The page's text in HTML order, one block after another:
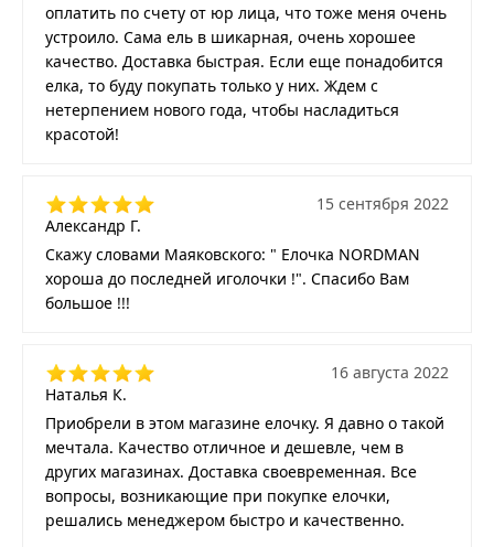
оплатить по счету от юр лица, что тоже меня очень
устроило. Сама ель в шикарная, очень хорошее
качество. Доставка быстрая. Если еще понадобится
елка, то буду покупать только у них. Ждем с
нетерпением нового года, чтобы насладиться
красотой!
Александр Г.
15 сентября 2022
Скажу словами Маяковского: " Елочка NORDMAN
хороша до последней иголочки !". Спасибо Вам
большое !!!
Наталья К.
16 августа 2022
Приобрели в этом магазине елочку. Я давно о такой
мечтала. Качество отличное и дешевле, чем в
других магазинах. Доставка своевременная. Все
вопросы, возникающие при покупке елочки,
решались менеджером быстро и качественно.